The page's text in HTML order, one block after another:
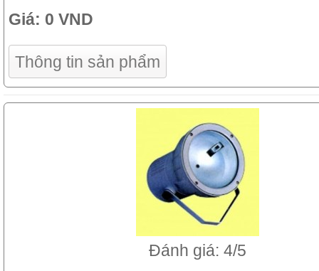
Giá: 0 VND
Thông tin sản phẩm
Đánh giá: 4/5